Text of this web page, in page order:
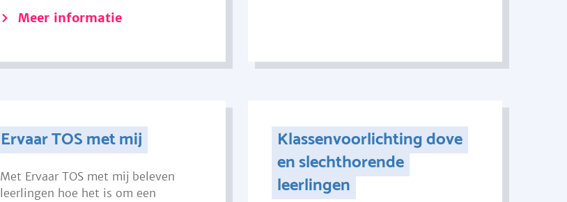
Meer informatie
Ervaar TOS met mij
Met Ervaar TOS met mij beleven
leerlingen hoe het is om een
Klassenvoorlichting dove
en slechthorende
leerlingen